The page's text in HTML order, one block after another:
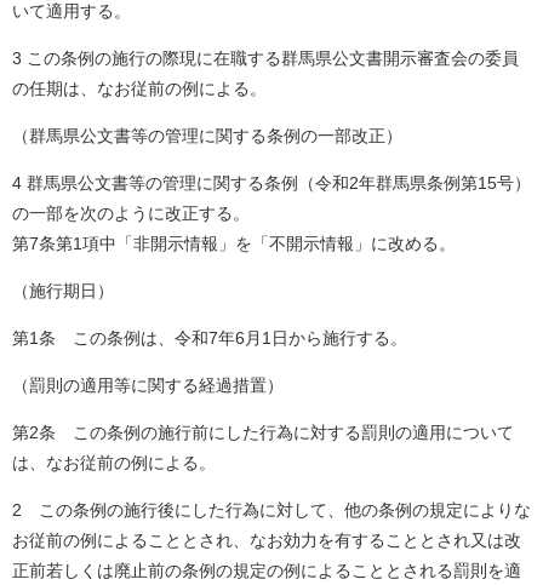
いて適用する。
3 この条例の施行の際現に在職する群馬県公文書開示審査会の委員
の任期は、なお従前の例による。
（群馬県公文書等の管理に関する条例の一部改正）
4 群馬県公文書等の管理に関する条例（令和2年群馬県条例第15号）
の一部を次のように改正する。
第7条第1項中「非開示情報」を「不開示情報」に改める。
（施行期日）
第1条 この条例は、令和7年6月1日から施行する。
（罰則の適用等に関する経過措置）
第2条 この条例の施行前にした行為に対する罰則の適用について
は、なお従前の例による。
2 この条例の施行後にした行為に対して、他の条例の規定によりな
お従前の例によることとされ、なお効力を有することとされ又は改
正前若しくは廃止前の条例の規定の例によることとされる罰則を適